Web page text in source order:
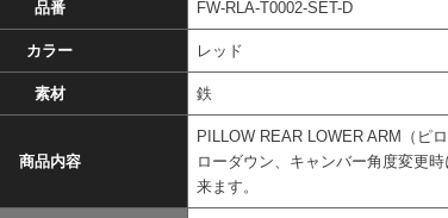
品番 FW-RLA-T0002-SET-D
カラー レッド
素材 鉄
商品内容
PILLOW REAR LOWER ARM（
ローダウン、キャンバー角度変更
来ます。